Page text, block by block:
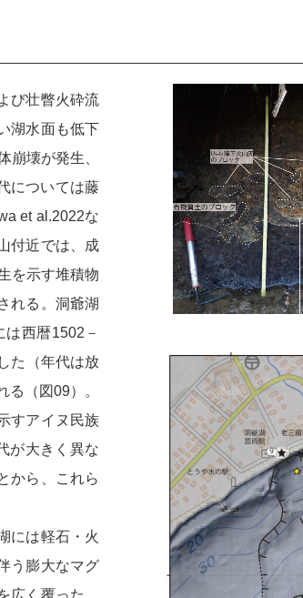
び壮瞥火砕流
湖水面も低下
崩壊が発生、
については藤
et al.2022な
付近では、成
を示す堆積物
れる。洞爺湖
西暦1502－
た（年代は放
（図09）。
すアイヌ民族
が大きく異な
から、これら
には軽石・火
う膨大なマグ
広く覆った。